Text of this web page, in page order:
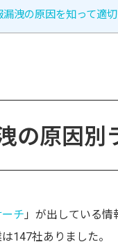
漏洩の原因を知って適
の原因別
チ 」が出している
147社ありました。